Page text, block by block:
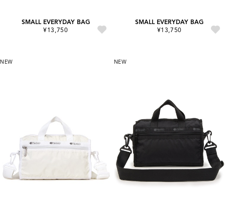
SMALL EVERYDAY BAG
¥13,750
SMALL EVERYDAY BAG
¥13,750
NEW NEW